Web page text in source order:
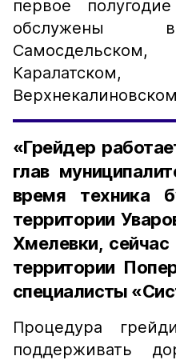
первое
обслужены в
Самосдельском,
«Грейдер
глав
время техника
территории
Хмелевки,
территории
специалисты
Процедура
поддерживать